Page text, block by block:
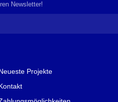
Newsletter!
Projekte